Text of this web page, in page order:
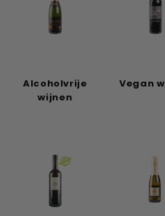
Alcoholvrije
wijnen
Vegan